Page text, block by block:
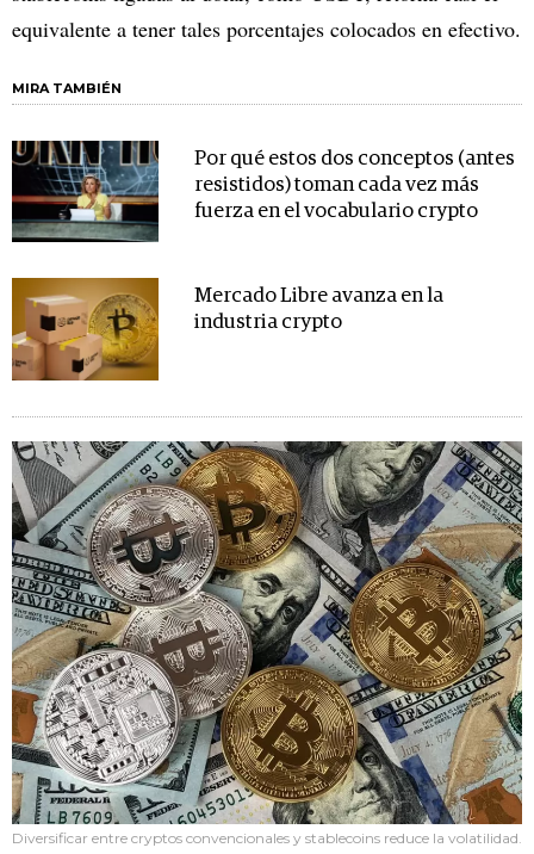
equivalente a tener tales porcentajes colocados en efectivo.
MIRA TAMBIÉN
Por qué estos dos conceptos (antes
resistidos) toman cada vez más
fuerza en el vocabulario crypto
Mercado Libre avanza en la
industria crypto
Diversificar entre cryptos convencionales y stablecoins reduce la volatilidad.